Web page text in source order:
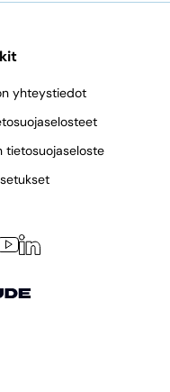
yhteystiedot
tietosuojaseloste
LinkedIn